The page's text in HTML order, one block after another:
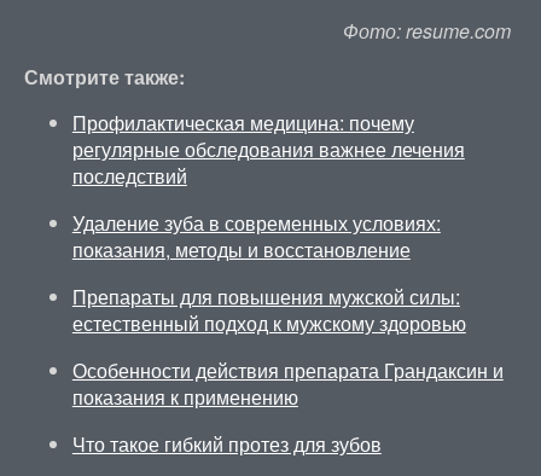
Фото: resume.com
Смотрите также:
Профилактическая медицина: почему
регулярные обследования важнее лечения
последствий
Удаление зуба в современных условиях:
показания, методы и восстановление
Препараты для повышения мужской силы:
естественный подход к мужскому здоровью
Особенности действия препарата Грандаксин и
показания к применению
Что такое гибкий протез для зубов